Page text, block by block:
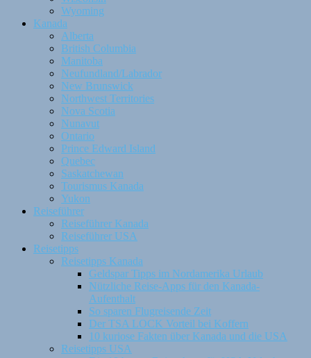
Wyoming
Kanada
Alberta
British Columbia
Manitoba
Neufundland/Labrador
New Brunswick
Northwest Territories
Nova Scotia
Nunavut
Ontario
Prince Edward Island
Quebec
Saskatchewan
Tourismus Kanada
Yukon
Reiseführer
Reiseführer Kanada
Reiseführer USA
Reisetipps
Reisetipps Kanada
Geldspar Tipps im Nordamerika Urlaub
Nützliche Reise-Apps für den Kanada-
Aufenthalt
So sparen Flugreisende Zeit
Der TSA LOCK Vorteil bei Koffern
10 kuriose Fakten über Kanada und die USA
Reisetipps USA